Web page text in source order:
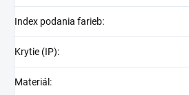
Index podania farieb:
Krytie (IP):
Materiál :